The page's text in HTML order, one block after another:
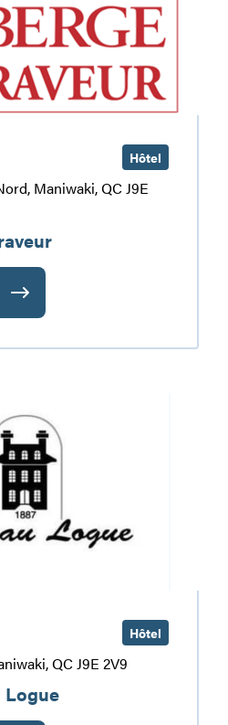
Hôtel
Maniwaki, QC J9E
Hôtel
QC J9E 2V9
Logue